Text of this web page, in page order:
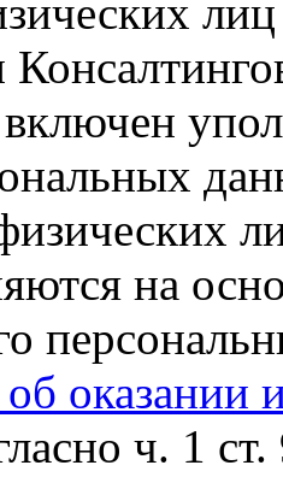
включен
на
оказании
ч. 1